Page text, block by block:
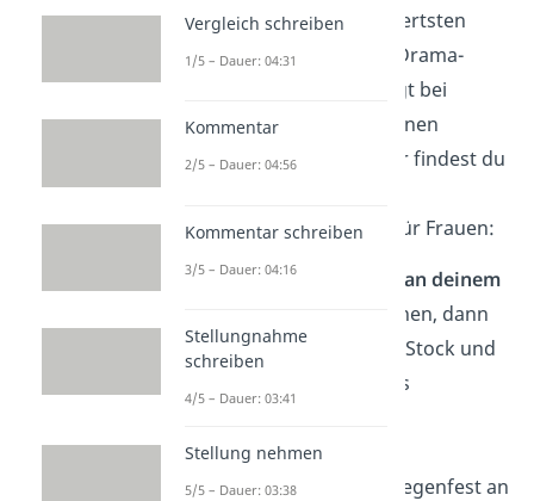
Älterwerden, den hundertsten
Shoppingtrip oder die Drama-
Queen des Hauses sorgt bei
Frauen garantiert für einen
Geburtstagslacher. Hier findest du
Geburtstagswünsche
für Frauen:
„Sollte dich jemand an deinem
alt nennen, dann
hau ihn mit deinem Stock und
wirf ihm dein Gebiss
“Alles Gute
zum Wiegenfest an
Vergleich schreiben
1/5 – Dauer: 04:31
Kommentar
2/5 – Dauer: 04:56
Kommentar schreiben
3/5 – Dauer: 04:16
Stellungnahme
schreiben
4/5 – Dauer: 03:41
Stellung nehmen
5/5 – Dauer: 03:38